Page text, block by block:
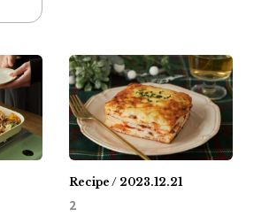
Recipe / 2023.12.21
2